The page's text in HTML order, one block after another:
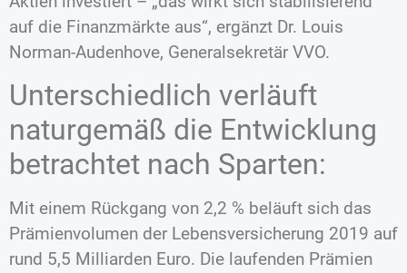
auf die Finanzmärkte aus“, ergänzt Dr. Louis
Norman-Audenhove, Generalsekretär VVO.
Unterschiedlich verläuft
naturgemäß die Entwicklung
betrachtet nach Sparten:
Mit einem Rückgang von 2,2 % beläuft sich das
Prämienvolumen der Lebensversicherung 2019 auf
rund 5,5 Milliarden Euro. Die laufenden Prämien